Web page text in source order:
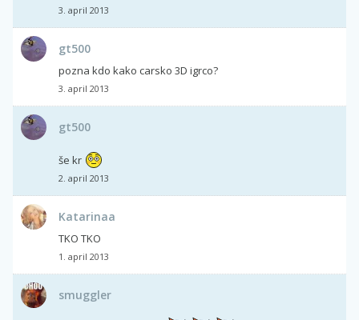
3. april 2013
gt500
pozna kdo kako carsko 3D igrco?
3. april 2013
gt500
še kr
2. april 2013
Katarinaa
TKO TKO
1. april 2013
smuggler